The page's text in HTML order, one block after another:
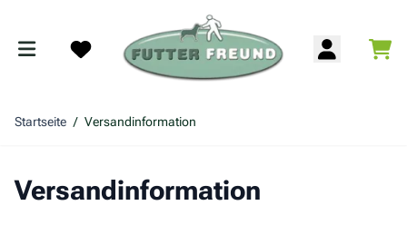
Startseite / Versandinformation
Versandinformation